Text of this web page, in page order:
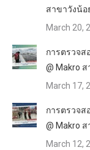
สาขาวังน้อ
March 20,
การตรวจส
@ Makro
March 17,
การตรวจส
@ Makro
March 12,